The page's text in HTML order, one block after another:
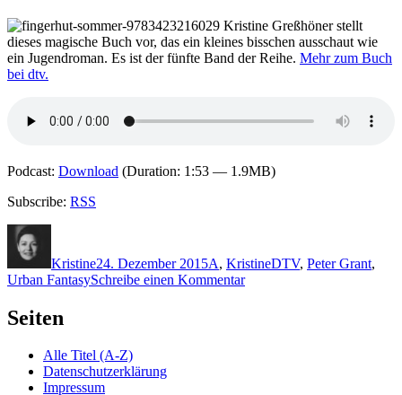
Seelen
von
London
Kristine Greßhöner stellt
dieses magische Buch vor, das ein kleines bisschen ausschaut wie
ein Jugendroman. Es ist der fünfte Band der Reihe. Mehr zum Buch
bei dtv.
Podcast: Download (Duration: 1:53 — 1.9MB)
Subscribe: RSS
Kristine24. Dezember 2015A, KristineDTV, Peter Grant,
Urban FantasySchreibe einen Kommentarzu
Seiten
Alle Titel (A-Z)
Datenschutzerklärung
Impressum